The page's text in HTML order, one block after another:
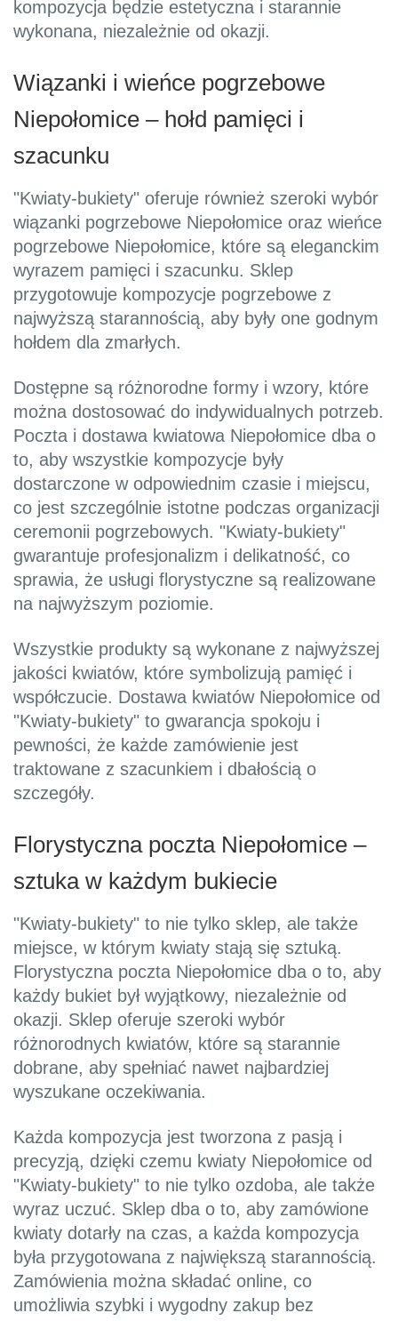
kompozycja będzie estetyczna i starannie
wykonana, niezależnie od okazji.
Wiązanki i wieńce pogrzebowe
Niepołomice – hołd pamięci i
szacunku
"Kwiaty-bukiety" oferuje również szeroki wybór
wiązanki pogrzebowe Niepołomice oraz wieńce
pogrzebowe Niepołomice, które są eleganckim
wyrazem pamięci i szacunku. Sklep
przygotowuje kompozycje pogrzebowe z
najwyższą starannością, aby były one godnym
hołdem dla zmarłych.
Dostępne są różnorodne formy i wzory, które
można dostosować do indywidualnych potrzeb.
Poczta i dostawa kwiatowa Niepołomice dba o
to, aby wszystkie kompozycje były
dostarczone w odpowiednim czasie i miejscu,
co jest szczególnie istotne podczas organizacji
ceremonii pogrzebowych. "Kwiaty-bukiety"
gwarantuje profesjonalizm i delikatność, co
sprawia, że usługi florystyczne są realizowane
na najwyższym poziomie.
Wszystkie produkty są wykonane z najwyższej
jakości kwiatów, które symbolizują pamięć i
współczucie. Dostawa kwiatów Niepołomice od
"Kwiaty-bukiety" to gwarancja spokoju i
pewności, że każde zamówienie jest
traktowane z szacunkiem i dbałością o
szczegóły.
Florystyczna poczta Niepołomice –
sztuka w każdym bukiecie
"Kwiaty-bukiety" to nie tylko sklep, ale także
miejsce, w którym kwiaty stają się sztuką.
Florystyczna poczta Niepołomice dba o to, aby
każdy bukiet był wyjątkowy, niezależnie od
okazji. Sklep oferuje szeroki wybór
różnorodnych kwiatów, które są starannie
dobrane, aby spełniać nawet najbardziej
wyszukane oczekiwania.
Każda kompozycja jest tworzona z pasją i
precyzją, dzięki czemu kwiaty Niepołomice od
"Kwiaty-bukiety" to nie tylko ozdoba, ale także
wyraz uczuć. Sklep dba o to, aby zamówione
kwiaty dotarły na czas, a każda kompozycja
była przygotowana z największą starannością.
Zamówienia można składać online, co
umożliwia szybki i wygodny zakup bez